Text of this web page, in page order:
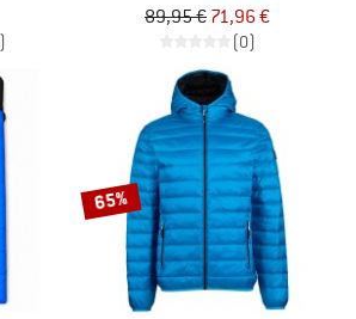
89,95 € 71,96 €
(0)
65%